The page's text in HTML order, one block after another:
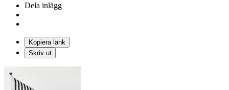
Dela inlägg
Kopiera länk
Skriv ut